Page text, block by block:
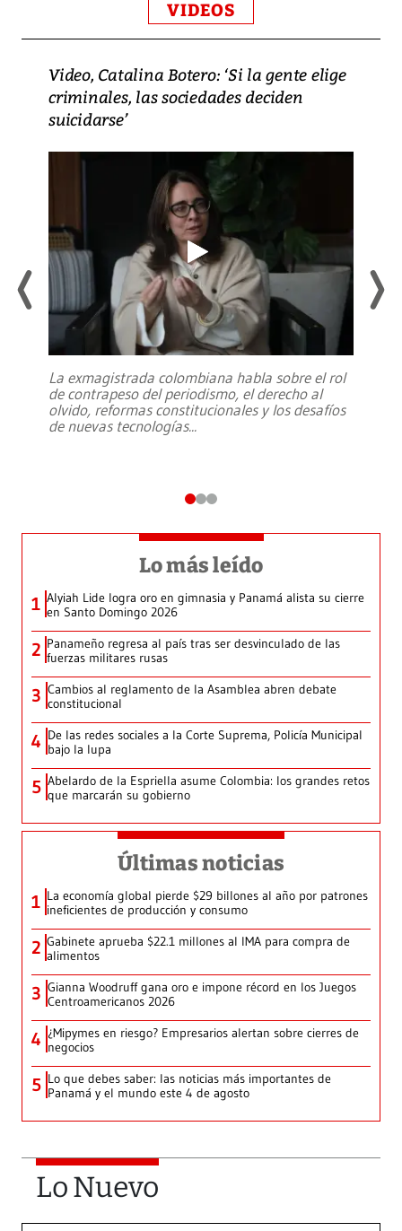
VIDEOS
Video, Catalina Botero: ‘Si la gente elige
criminales, las sociedades deciden
suicidarse’
La exmagistrada colombiana habla sobre el rol
de contrapeso del periodismo, el derecho al
olvido, reformas constitucionales y los desafíos
de nuevas tecnologías...
Lo más leído
1 Alyiah Lide logra oro en gimnasia y Panamá alista su cierre
en Santo Domingo 2026
2 Panameño regresa al país tras ser desvinculado de las
fuerzas militares rusas
3 Cambios al reglamento de la Asamblea abren debate
constitucional
4 De las redes sociales a la Corte Suprema, Policía Municipal
bajo la lupa
5 Abelardo de la Espriella asume Colombia: los grandes retos
que marcarán su gobierno
Últimas noticias
1 La economía global pierde $29 billones al año por patrones
ineficientes de producción y consumo
2 Gabinete aprueba $22.1 millones al IMA para compra de
alimentos
3 Gianna Woodruff gana oro e impone récord en los Juegos
Centroamericanos 2026
4 ¿Mipymes en riesgo? Empresarios alertan sobre cierres de
negocios
5 Lo que debes saber: las noticias más importantes de
Panamá y el mundo este 4 de agosto
Lo Nuevo